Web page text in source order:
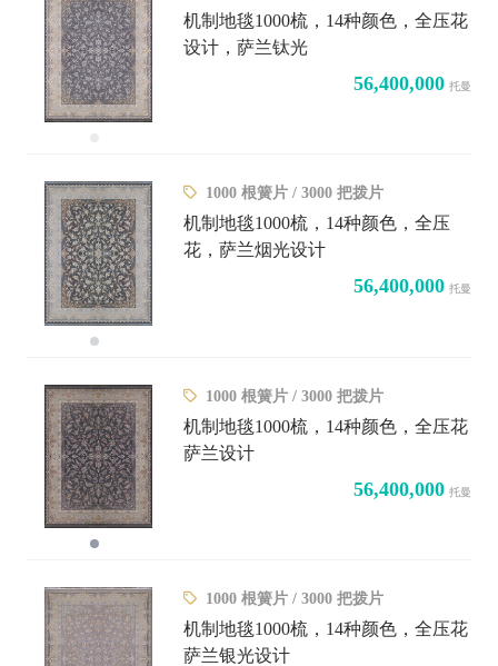
机制地毯1000梳，14种颜色，全压花
设计，萨兰钛光
56,400,000 托曼
1000 根簧片 / 3000 把拨片
机制地毯1000梳，14种颜色，全压
花，萨兰烟光设计
56,400,000 托曼
1000 根簧片 / 3000 把拨片
机制地毯1000梳，14种颜色，全压花
萨兰设计
56,400,000 托曼
1000 根簧片 / 3000 把拨片
机制地毯1000梳，14种颜色，全压花
萨兰银光设计